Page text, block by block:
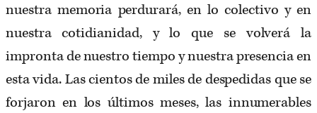
nuestra memoria perdurará, en lo colectivo y en
nuestra cotidianidad, y lo que se volverá la
impronta de nuestro tiempo y nuestra presencia en
esta vida. Las cientos de miles de despedidas que se
forjaron en los últimos meses, las innumerables